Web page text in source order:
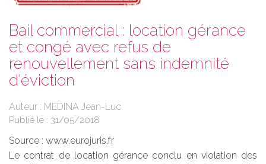
Bail commercial : location gérance
et congé avec refus de
renouvellement sans indemnité
d'éviction
Auteur : MEDINA Jean-Luc
Publié le : 31/05/2018
Source : www.eurojuris.fr
Le contrat de location gérance conclu en violation des